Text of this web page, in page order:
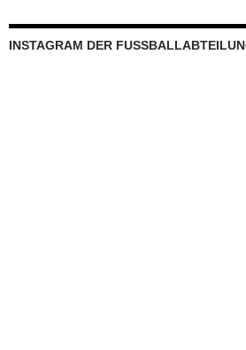
INSTAGRAM DER FUSSBALLABTEILUNG